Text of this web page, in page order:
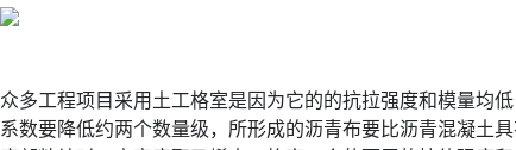
众多工程项目采用土工格室是因为它的的抗拉强度和模量均
系数要降低约两个数量级，所形成的沥青布要比沥青混凝土